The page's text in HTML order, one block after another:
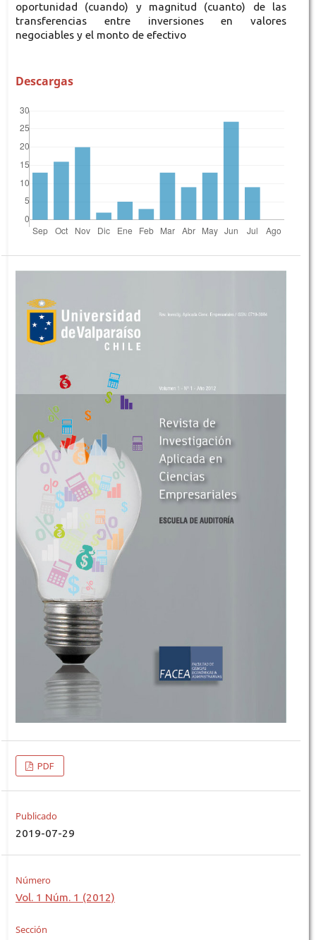
oportunidad (cuando) y magnitud (cuanto) de las
transferencias entre inversiones en valores
negociables y el monto de efectivo
Descargas
PDF
Publicado
2019-07-29
Número
Vol. 1 Núm. 1 (2012)
Sección